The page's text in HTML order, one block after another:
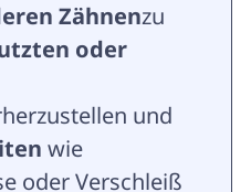
Zähnenzu
oder
und
wie
oder Verschleiß